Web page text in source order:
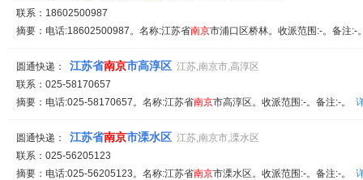
联系：18602500987
摘要：电话:18602500987。名称:江苏省南京市浦口区桥林。收派范围:-。备注
圆通快递： 江苏省南京市高淳区 江苏,南京市,高淳区
联系：025-58170657
摘要：电话:025-58170657。名称:江苏省南京市高淳区。收派范围:-。备注:-。
圆通快递： 江苏省南京市溧水区 江苏,南京市,溧水区
联系：025-56205123
摘要：电话:025-56205123。名称:江苏省南京市溧水区。收派范围:-。备注:-。